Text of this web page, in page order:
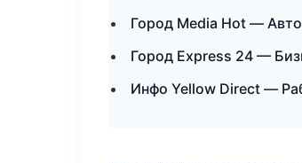
Город Media Hot —
Город Express 24 —
Инфо Yellow Direct —